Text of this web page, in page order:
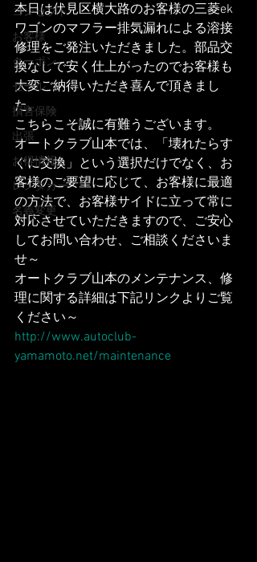
コンセプト
お客様
クーポン
セール
損害保険
出張
お得情報
レンタカー
名義変更
本日は伏見区横大路のお客様の三菱ek
ワゴンのマフラー排気漏れによる溶接
修理をご発注いただきました。部品交
換なしで安く仕上がったのでお客様も
大変ご納得いただき喜んで頂きまし
た。
こちらこそ誠に有難うございます。
オートクラブ山本では、「壊れたらす
ぐに交換」という選択だけでなく、お
客様のご要望に応じて、お客様に最適
の方法で、お客様サイドに立って常に
対応させていただきますので、ご安心
してお問い合わせ、ご相談くださいま
せ～
オートクラブ山本のメンテナンス、修
理に関する詳細は下記リンクよりご覧
ください～
http://www.autoclub-
yamamoto.net/maintenance